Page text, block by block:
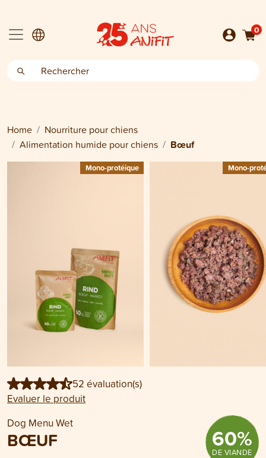
0
Home
Nourriture pour chiens
Alimentation humide pour chiens
Bœuf
Mono-protéique Mono-
52 évaluation(s)
Evaluer le produit
Dog Menu Wet
BŒUF 60%
DE VIANDE